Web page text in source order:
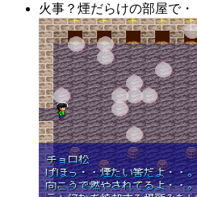
火事？煙だらけの部屋で・